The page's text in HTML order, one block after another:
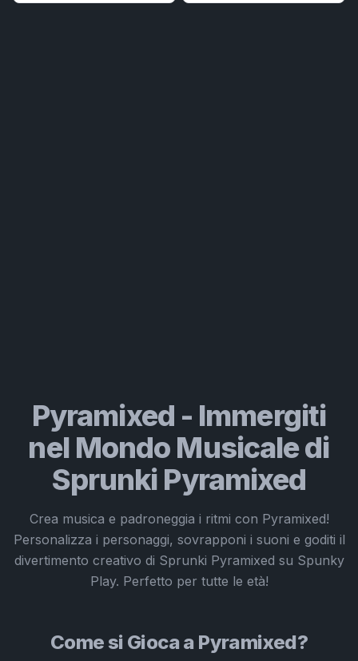
Pyramixed - Immergiti
nel Mondo Musicale di
Sprunki Pyramixed
Crea musica e padroneggia i ritmi con Pyramixed!
Personalizza i personaggi, sovrapponi i suoni e goditi il
divertimento creativo di Sprunki Pyramixed su Spunky
Play. Perfetto per tutte le età!
Come si Gioca a Pyramixed?